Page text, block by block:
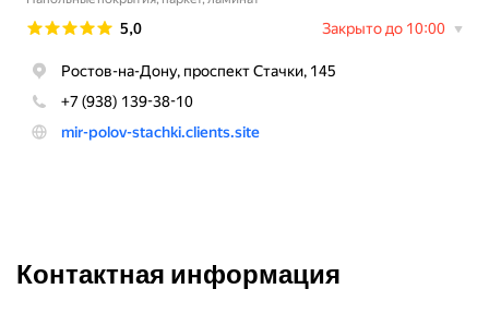
Контактная информация